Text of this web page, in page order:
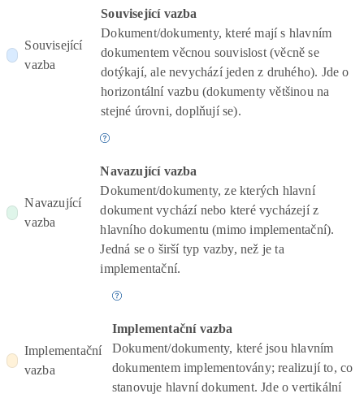
Související
vazba
Související vazba
Dokument/dokumenty, které mají s hlavním
dokumentem věcnou souvislost (věcně se
dotýkají, ale nevychází jeden z druhého). Jde o
horizontální vazbu (dokumenty většinou na
stejné úrovni, doplňují se).
Navazující
vazba
Navazující vazba
Dokument/dokumenty, ze kterých hlavní
dokument vychází nebo které vycházejí z
hlavního dokumentu (mimo implementační).
Jedná se o širší typ vazby, než je ta
implementační.
Implementační
vazba
Implementační vazba
Dokument/dokumenty, které jsou hlavním
dokumentem implementovány; realizují to, co
stanovuje hlavní dokument. Jde o vertikální